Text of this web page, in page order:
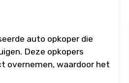
auto opkoper die
Deze opkopers
overnemen, waardoor het